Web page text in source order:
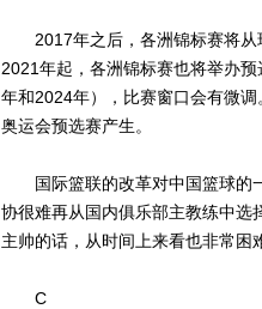
2017年之后，各洲锦标赛将从
2021年起，各洲锦标赛也将举办
年和2024年），比赛窗口会有微
奥运会预选赛产生。
国际篮联的改革对中国篮球的一
协很难再从国内俱乐部主教练中选
主帅的话，从时间上来看也非常困
C